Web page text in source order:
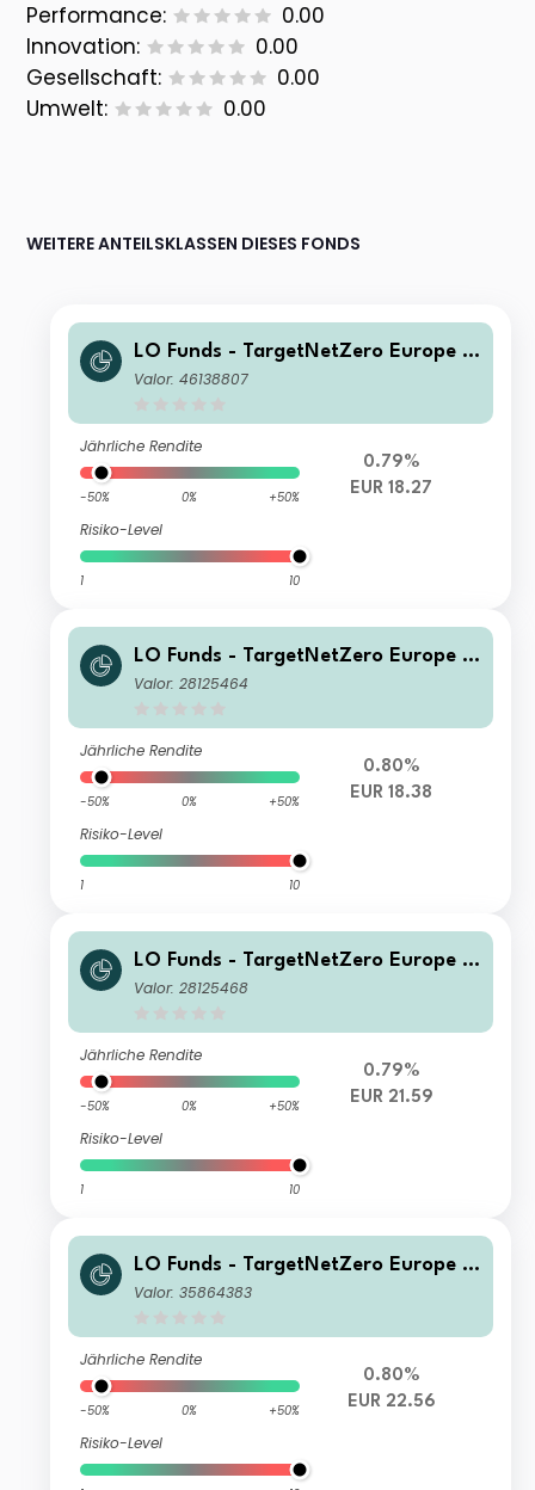
Performance:
0.00
Innovation:
0.00
Gesellschaft:
0.00
Umwelt:
0.00
WEITERE ANTEILSKLASSEN DIESES FONDS
LO Funds - TargetNetZero Europe E
quity (EUR) Multi-Curr Hedged IA
Valor: 46138807
Jährliche Rendite
-50% 0% +50%
Risiko-Level
1 10
0.79%
EUR 18.27
LO Funds - TargetNetZero Europe E
quity (EUR) MD
Valor: 28125464
Jährliche Rendite
-50% 0% +50%
Risiko-Level
1 10
0.80%
EUR 18.38
LO Funds - TargetNetZero Europe E
quity (EUR) PA
Valor: 28125468
Jährliche Rendite
-50% 0% +50%
Risiko-Level
1 10
0.79%
EUR 21.59
LO Funds - TargetNetZero Europe E
quity (EUR) IA
Valor: 35864383
Jährliche Rendite
-50% 0% +50%
Risiko-Level
0.80%
EUR 22.56